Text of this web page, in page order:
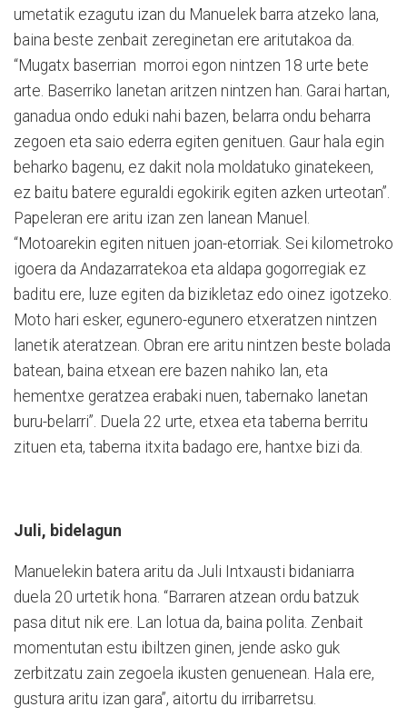
umetatik ezagutu izan du Manuelek barra atzeko lana,
baina beste zenbait zereginetan ere aritutakoa da.
“Mugatx baserrian morroi egon nintzen 18 urte bete
arte. Baserriko lanetan aritzen nintzen han. Garai hartan,
ganadua ondo eduki nahi bazen, belarra ondu beharra
zegoen eta saio ederra egiten genituen. Gaur hala egin
beharko bagenu, ez dakit nola moldatuko ginatekeen,
ez baitu batere eguraldi egokirik egiten azken urteotan”.
Papeleran ere aritu izan zen lanean Manuel.
“Motoarekin egiten nituen joan-etorriak. Sei kilometroko
igoera da Andazarratekoa eta aldapa gogorregiak ez
baditu ere, luze egiten da bizikletaz edo oinez igotzeko.
Moto hari esker, egunero-egunero etxeratzen nintzen
lanetik ateratzean. Obran ere aritu nintzen beste bolada
batean, baina etxean ere bazen nahiko lan, eta
hementxe geratzea erabaki nuen, tabernako lanetan
buru-belarri”. Duela 22 urte, etxea eta taberna berritu
zituen eta, taberna itxita badago ere, hantxe bizi da.
Juli, bidelagun
Manuelekin batera aritu da Juli Intxausti bidaniarra
duela 20 urtetik hona. “Barraren atzean ordu batzuk
pasa ditut nik ere. Lan lotua da, baina polita. Zenbait
momentutan estu ibiltzen ginen, jende asko guk
zerbitzatu zain zegoela ikusten genuenean. Hala ere,
gustura aritu izan gara”, aitortu du irribarretsu.